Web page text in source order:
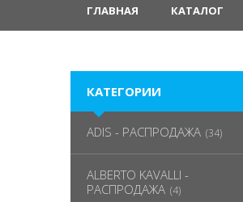
ГЛАВНАЯ КАТАЛОГ
КАТЕГОРИИ
ADIS - РАСПРОДАЖА (34)
ALBERTO KAVALLI -
РАСПРОДАЖА (4)